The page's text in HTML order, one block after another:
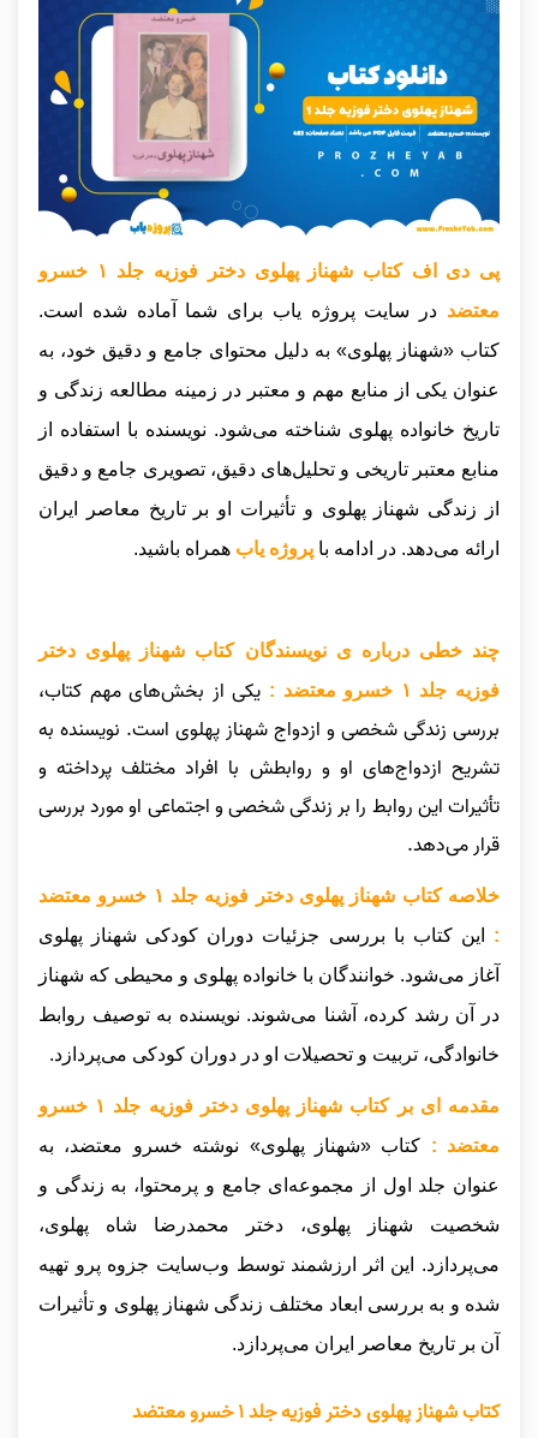
پی دی اف کتاب شهناز پهلوی دختر فوزیه جلد ۱ خسرو
معتضد در سایت پروژه یاب برای شما آماده شده است.
کتاب «شهناز پهلوی» به دلیل محتوای جامع و دقیق خود، به
عنوان یکی از منابع مهم و معتبر در زمینه مطالعه زندگی و
تاریخ خانواده پهلوی شناخته می‌شود. نویسنده با استفاده از
منابع معتبر تاریخی و تحلیل‌های دقیق، تصویری جامع و دقیق
از زندگی شهناز پهلوی و تأثیرات او بر تاریخ معاصر ایران
ارائه می‌دهد. در ادامه با پروژه یاب همراه باشید.
چند خطی درباره ی نویسندگان کتاب شهناز پهلوی دختر
فوزیه جلد ۱ خسرو معتضد :
یکی از بخش‌های مهم کتاب،
بررسی زندگی شخصی و ازدواج شهناز پهلوی است. نویسنده به
تشریح ازدواج‌های او و روابطش با افراد مختلف پرداخته و
تأثیرات این روابط را بر زندگی شخصی و اجتماعی او مورد بررسی
قرار می‌دهد.
خلاصه کتاب شهناز پهلوی دختر فوزیه جلد ۱ خسرو معتضد
: این کتاب با بررسی جزئیات دوران کودکی شهناز پهلوی
آغاز می‌شود. خوانندگان با خانواده پهلوی و محیطی که شهناز
در آن رشد کرده، آشنا می‌شوند. نویسنده به توصیف روابط
خانوادگی، تربیت و تحصیلات او در دوران کودکی می‌پردازد.
مقدمه ای بر کتاب شهناز پهلوی دختر فوزیه جلد ۱ خسرو
معتضد : کتاب «شهناز پهلوی» نوشته خسرو معتضد، به
عنوان جلد اول از مجموعه‌ای جامع و پرمحتوا، به زندگی و
شخصیت شهناز پهلوی، دختر محمدرضا شاه پهلوی،
می‌پردازد. این اثر ارزشمند توسط وب‌سایت جزوه پرو تهیه
شده و به بررسی ابعاد مختلف زندگی شهناز پهلوی و تأثیرات
آن بر تاریخ معاصر ایران می‌پردازد.
کتاب شهناز پهلوی دختر فوزیه جلد ۱ خسرو معتضد